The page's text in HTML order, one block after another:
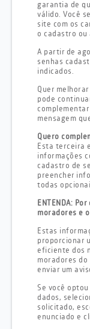
garantia de
válido. Você
site com os
o cadastro ou
A partir de
senhas
indicados.
Quer
pode
mensagem
Quero
Esta terceira
informações
cadastro de
preencher
todas
ENTENDA:
moradores e
Estas
proporcionar
eficiente dos
moradores do
enviar um
Se você
dados,
solicitado,
enunciado e